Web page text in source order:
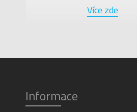
Více zde
Informace